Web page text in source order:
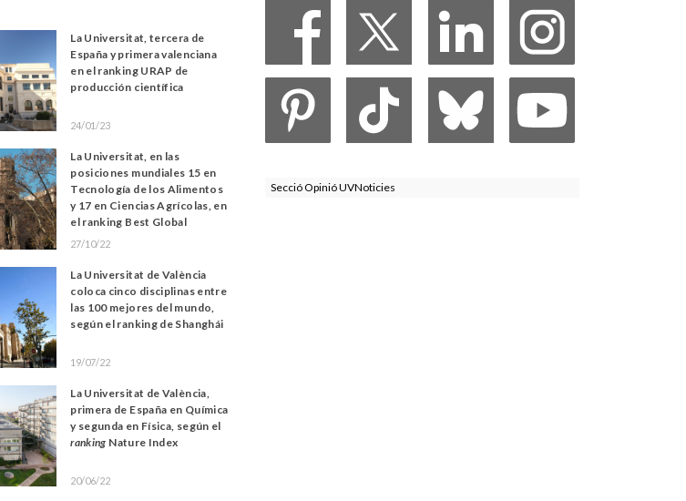
La Universitat, tercera de
España y primera valenciana
en el ranking URAP de
producción científica
24/01/23
La Universitat, en las
posiciones mundiales 15 en
Tecnología de los Alimentos
y 17 en Ciencias Agrícolas, en
el ranking Best Global
27/10/22
La Universitat de València
coloca cinco disciplinas entre
las 100 mejores del mundo,
según el ranking de Shanghái
19/07/22
La Universitat de València,
primera de España en Química
y segunda en Física, según el
ranking Nature Index
20/06/22
Secció Opinió UVNoticies